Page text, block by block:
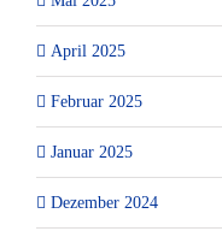
April 2025
Februar 2025
Januar 2025
Dezember 2024